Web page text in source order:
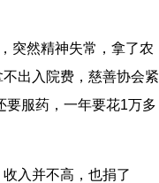
突然精神失常，拿了农
出入院费，慈善协会紧
要服药，一年要花1万多
入并不高，也捐了